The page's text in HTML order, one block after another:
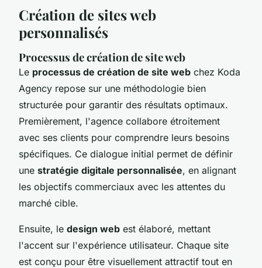
Création de sites web
personnalisés
Processus de création de site web
Le processus de création de site web chez Koda
Agency repose sur une méthodologie bien
structurée pour garantir des résultats optimaux.
Premièrement, l'agence collabore étroitement
avec ses clients pour comprendre leurs besoins
spécifiques. Ce dialogue initial permet de définir
une stratégie digitale personnalisée, en alignant
les objectifs commerciaux avec les attentes du
marché cible.
Ensuite, le design web est élaboré, mettant
l'accent sur l'expérience utilisateur. Chaque site
est conçu pour être visuellement attractif tout en